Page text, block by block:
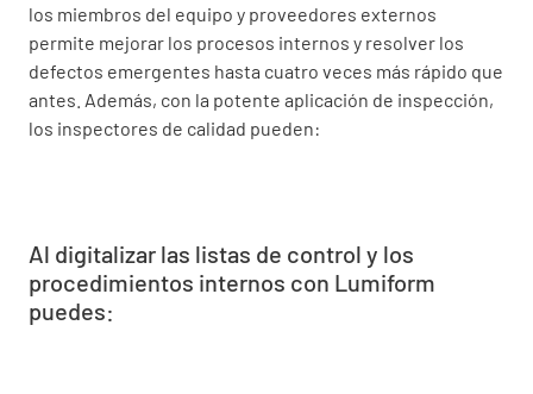
los miembros del equipo y proveedores externos
permite mejorar los procesos internos y resolver los
defectos emergentes hasta cuatro veces más rápido que
antes. Además, con la potente aplicación de inspección,
los inspectores de calidad pueden:
Al digitalizar las listas de control y los
procedimientos internos con Lumiform
puedes: